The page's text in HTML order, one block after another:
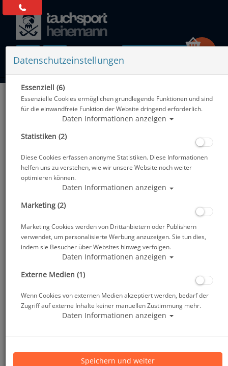
Alle Artikel zeigen aus: Vollgesichtstauchmasken - IDMs
Neptune Space G.divers #
Datenschutzeinstellungen
Essenziell (6)
Essenzielle Cookies ermöglichen grundlegende Funktionen und sind
für die einwandfreie Funktion der Website dringend erforderlich.
Daten Informationen anzeigen
Statistiken (2)
Diese Cookies erfassen anonyme Statistiken. Diese Informationen
helfen uns zu verstehen, wie wir unsere Website noch weiter
optimieren können.
Daten Informationen anzeigen
Marketing (2)
Marketing Cookies werden von Drittanbietern oder Publishern
verwendet, um personalisierte Werbung anzuzeigen. Sie tun dies,
indem sie Besucher über Websites hinweg verfolgen.
Daten Informationen anzeigen
Externe Medien (1)
Wenn Cookies von externen Medien akzeptiert werden, bedarf der
Zugriff auf externe Inhalte keiner manuellen Zustimmung mehr.
Daten Informationen anzeigen
Speichern und weiter